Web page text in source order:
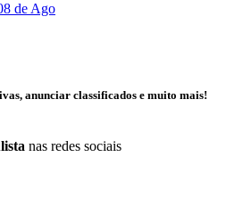
de Ago
anunciar classificados e muito mais!
nas redes sociais